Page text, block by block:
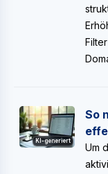
KI-generiert
So
Um